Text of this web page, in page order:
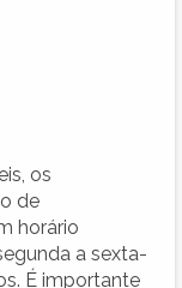
os
de
horário
a sexta-
É importante